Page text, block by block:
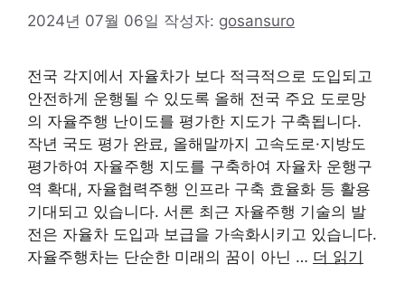
2024년 07월 06일 작성자: gosansuro
전국 각지에서 자율차가 보다 적극적으로 도입되고
안전하게 운행될 수 있도록 올해 전국 주요 도로망
의 자율주행 난이도를 평가한 지도가 구축됩니다.
작년 국도 평가 완료, 올해말까지 고속도로·지방도
평가하여 자율주행 지도를 구축하여 자율차 운행구
역 확대, 자율협력주행 인프라 구축 효율화 등 활용
기대되고 있습니다. 서론 최근 자율주행 기술의 발
전은 자율차 도입과 보급을 가속화시키고 있습니다.
자율주행차는 단순한 미래의 꿈이 아닌 … 더 읽기